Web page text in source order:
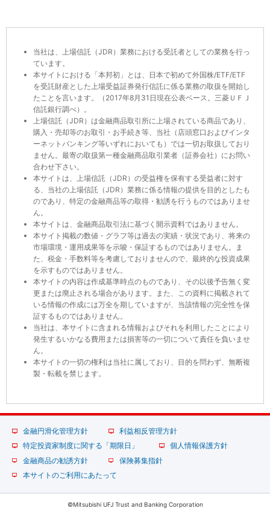
当社は、上場信託（JDR）業務における受託者としての業務を行っ
ています。
本サイトにおける「本邦初」とは、日本で初めて外国株/ETF/ETF
を受託財産とした上場受益証券発行信託に係る業務の取扱を開始し
たことを言います。（2017年8月31日現在公表ベース。三菱ＵＦＪ
信託銀行調べ）。
上場信託（JDR）は金融商品取引所に上場されている商品であり、
購入・売却等のお取引・お手続き等、当社（店頭窓口およびインタ
ーネットバンキング等いずれにおいても）では一切お取扱しており
ません。最寄の取扱第一種金融商品取引業者（証券会社）にお問い
合わせ下さい。
本サイトは、上場信託（JDR）の受益権を保有する受益者に対す
る、当社の上場信託（JDR）業務に係る情報の提供を目的としたも
のであり、特定の金融商品等の取得・勧誘を行うものではありませ
ん。
本サイトは、金融商品取引法に基づく開示資料ではありません。
本サイト掲載の数値・グラフ等は過去の実績・状況であり、将来の
市場環境・運用成果等を示唆・保証するものではありません。ま
た、税金・手数料等を考慮しておりませんので、最終的な投資成果
を示すものではありません。
本サイトの内容は作成基準時点のものであり、その以後予告無く変
更または廃止される場合があります。また、この資料に掲載されて
いる情報の作成には万全を期していますが、当該情報の完全性を保
証するものではありません。
当社は、本サイトに含まれる情報およびそれを利用したことにより
発生するいかなる費用または損害等の一切について責任を負いませ
ん。
本サイトの一切の権利は当社に属しており、目的を問わず、無断複
製・転載を禁じます。
金融円滑化管理方針
利益相反管理方針
特定投資家制度に関する「期限日」
個人情報保護方針
金融商品の勧誘方針
保険募集指針
本サイトのご利用にあたって
©Mitsubishi UFJ Trust and Banking Corporation